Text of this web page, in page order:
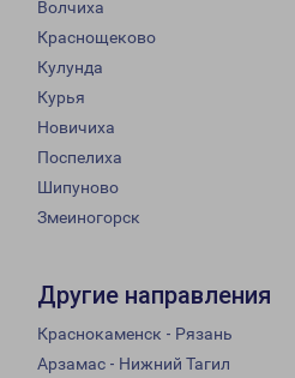
Волчиха
Краснощеково
Кулунда
Курья
Новичиха
Поспелиха
Шипуново
Змеиногорск
Другие направления
Краснокаменск - Рязань
Арзамас - Нижний Тагил